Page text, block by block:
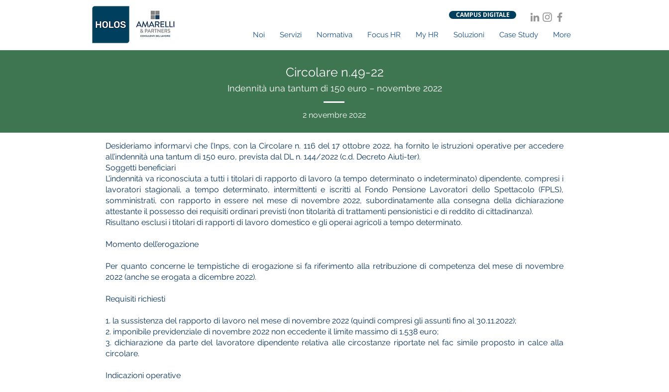
CAMPUS DIGITALE
Noi Servizi Normativa Focus HR My HR Soluzioni Case Study More
Circolare n.49-22
Indennità una tantum di 150 euro – novembre 2022
2 novembre 2022
Desideriamo informarvi che l’Inps, con la Circolare n. 116 del 17 ottobre 2022, ha fornito le istruzioni operative per accedere
all’indennità una tantum di 150 euro, prevista dal DL n. 144/2022 (c.d. Decreto Aiuti-ter).
Soggetti beneficiari
L’indennità va riconosciuta a tutti i titolari di rapporto di lavoro (a tempo determinato o indeterminato) dipendente, compresi i
lavoratori stagionali, a tempo determinato, intermittenti e iscritti al Fondo Pensione Lavoratori dello Spettacolo (FPLS),
somministrati, con rapporto in essere nel mese di novembre 2022, subordinatamente alla consegna della dichiarazione
attestante il possesso dei requisiti ordinari previsti (non titolarità di trattamenti pensionistici e di reddito di cittadinanza).
Risultano esclusi i titolari di rapporti di lavoro domestico e gli operai agricoli a tempo determinato.
Momento dell’erogazione
Per quanto concerne le tempistiche di erogazione si fa riferimento alla retribuzione di competenza del mese di novembre
2022 (anche se erogata a dicembre 2022).
Requisiti richiesti
1. la sussistenza del rapporto di lavoro nel mese di novembre 2022 (quindi compresi gli assunti fino al 30.11.2022);
2. imponibile previdenziale di novembre 2022 non eccedente il limite massimo di 1.538 euro;
3. dichiarazione da parte del lavoratore dipendente relativa alle circostanze riportate nel fac simile proposto in calce alla
circolare.
Indicazioni operative